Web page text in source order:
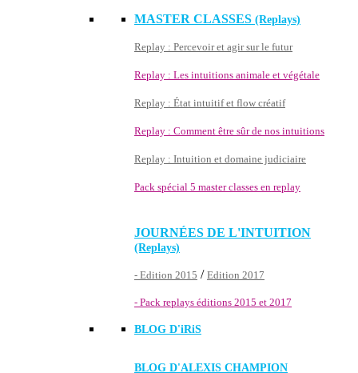
MASTER CLASSES (Replays)
Replay : Percevoir et agir sur le futur
Replay : Les intuitions animale et végétale
Replay : État intuitif et flow créatif
Replay : Comment être sûr de nos intuitions
Replay : Intuition et domaine judiciaire
Pack spécial 5 master classes en replay
JOURNÉES DE L'INTUITION
(Replays)
- Edition 2015 / Edition 2017
- Pack replays éditions 2015 et 2017
BLOG D'iRiS
BLOG D'ALEXIS CHAMPION